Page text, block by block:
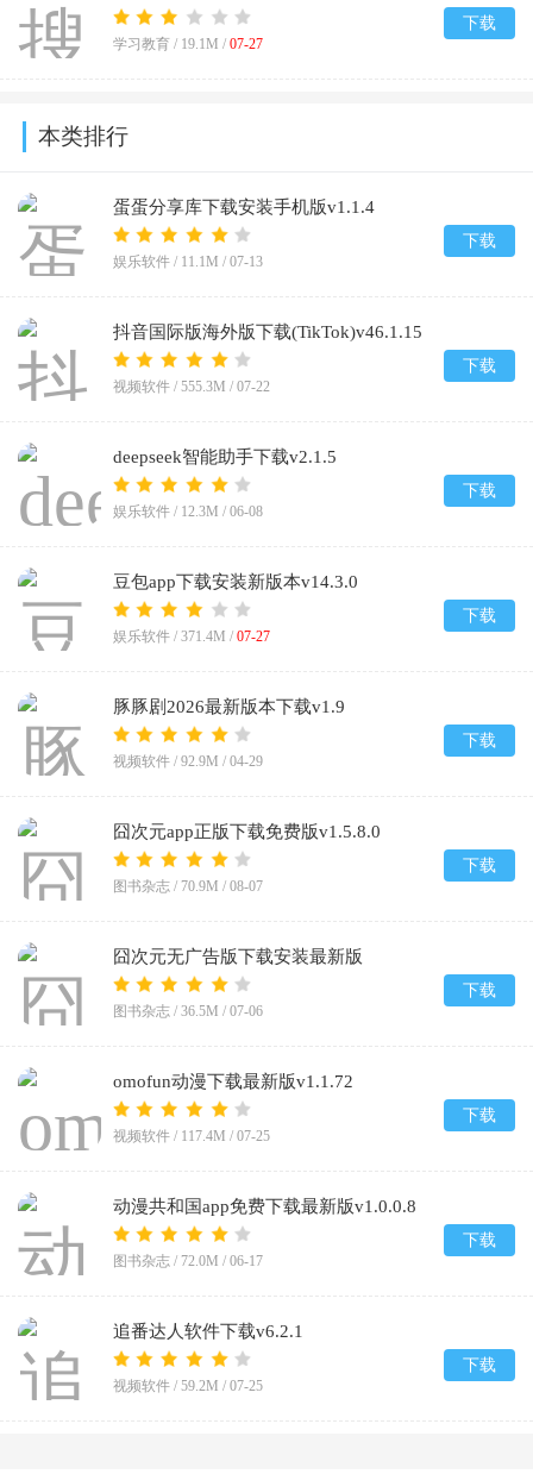
学习教育 / 19.1M / 07-27
下载
本类排行
蛋蛋分享库下载安装手机版v1.1.4
娱乐软件 / 11.1M / 07-13
下载
抖音国际版海外版下载(TikTok)v46.1.15
视频软件 / 555.3M / 07-22
下载
deepseek智能助手下载v2.1.5
娱乐软件 / 12.3M / 06-08
下载
豆包app下载安装新版本v14.3.0
娱乐软件 / 371.4M / 07-27
下载
豚豚剧2026最新版本下载v1.9
视频软件 / 92.9M / 04-29
下载
囧次元app正版下载免费版v1.5.8.0
图书杂志 / 70.9M / 08-07
下载
囧次元无广告版下载安装最新版
2026v1.5.8.0
图书杂志 / 36.5M / 07-06
下载
omofun动漫下载最新版v1.1.72
视频软件 / 117.4M / 07-25
下载
动漫共和国app免费下载最新版v1.0.0.8
图书杂志 / 72.0M / 06-17
下载
追番达人软件下载v6.2.1
视频软件 / 59.2M / 07-25
下载